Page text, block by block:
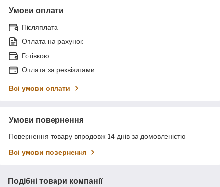
Умови оплати
Післяплата
Оплата на рахунок
Готівкою
Оплата за реквізитами
Всі умови оплати
Умови повернення
Повернення товару впродовж 14 днів за домовленістю
Всі умови повернення
Подібні товари компанії